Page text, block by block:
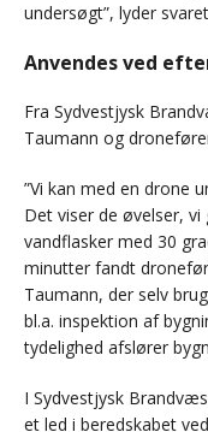
undersøgt”, lyder
Anvendes ved
Fra Sydvestjysk
Taumann og
”Vi kan med en drone
Det viser de øvelser,
vandflasker med 30
minutter fandt
Taumann, der selv
bl.a. inspektion af
tydelighed afslører
I Sydvestjysk
et led i beredskabet